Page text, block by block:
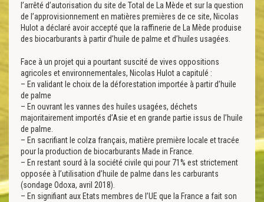
l’arrêté d’autorisation du site de Total de La Mède et sur la question
de l’approvisionnement en matières premières de ce site, Nicolas
Hulot a déclaré avoir accepté que la raffinerie de La Mède produise
des biocarburants à partir d’huile de palme et d’huiles usagées.
Face à un projet qui a pourtant suscité de vives oppositions
agricoles et environnementales, Nicolas Hulot a capitulé :
– En validant le choix de la déforestation importée à partir d’huile
de palme
– En ouvrant les vannes des huiles usagées, déchets
majoritairement importés d’Asie et en grande partie issus de l’huile
de palme.
– En sacrifiant le colza français, matière première locale et tracée
pour la production de biocarburants Made in France.
– En restant sourd à la société civile qui pour 71% est strictement
opposée à l’utilisation d’huile de palme dans les carburants
(sondage Odoxa, avril 2018).
– En signifiant aux Etats membres de l’UE que la France a fait son